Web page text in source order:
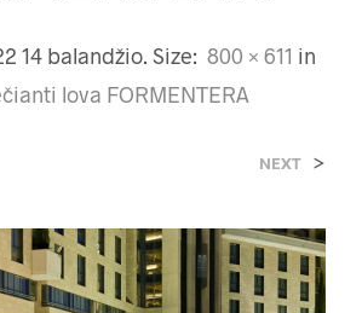
14 balandžio. Size: 800 × 611 in
lova FORMENTERA
NEXT >